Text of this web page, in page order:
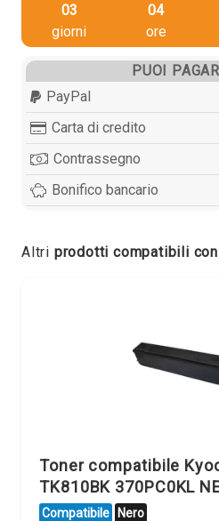
03
giorni
04
ore
PUOI
PayPal
Carta di credito
Contrassegno
Bonifico bancario
Altri prodotti compatibili
Toner compatibile
TK810BK 370PC0KL
Compatibile Nero